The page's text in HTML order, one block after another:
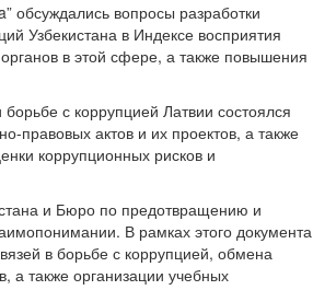
обсуждались вопросы разработки
Узбекистана в Индексе восприятия
в этой сфере, а также повышения
с коррупцией Латвии состоялся
правовых актов и их проектов, а также
коррупционных рисков и
и Бюро по предотвращению и
В рамках этого документа
в борьбе с коррупцией, обмена
также организации учебных